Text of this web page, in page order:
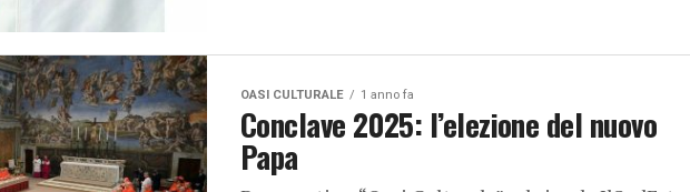
OASI CULTURALE 1 anno fa
Conclave 2025: l’elezione del nuovo
Papa